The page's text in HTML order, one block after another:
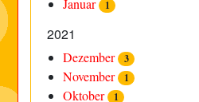
Januar 1
2021
Dezember 3
November 1
Oktober 1